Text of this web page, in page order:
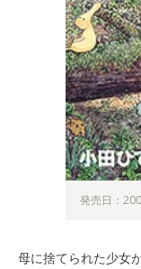
発売日：
母に捨てられた少女